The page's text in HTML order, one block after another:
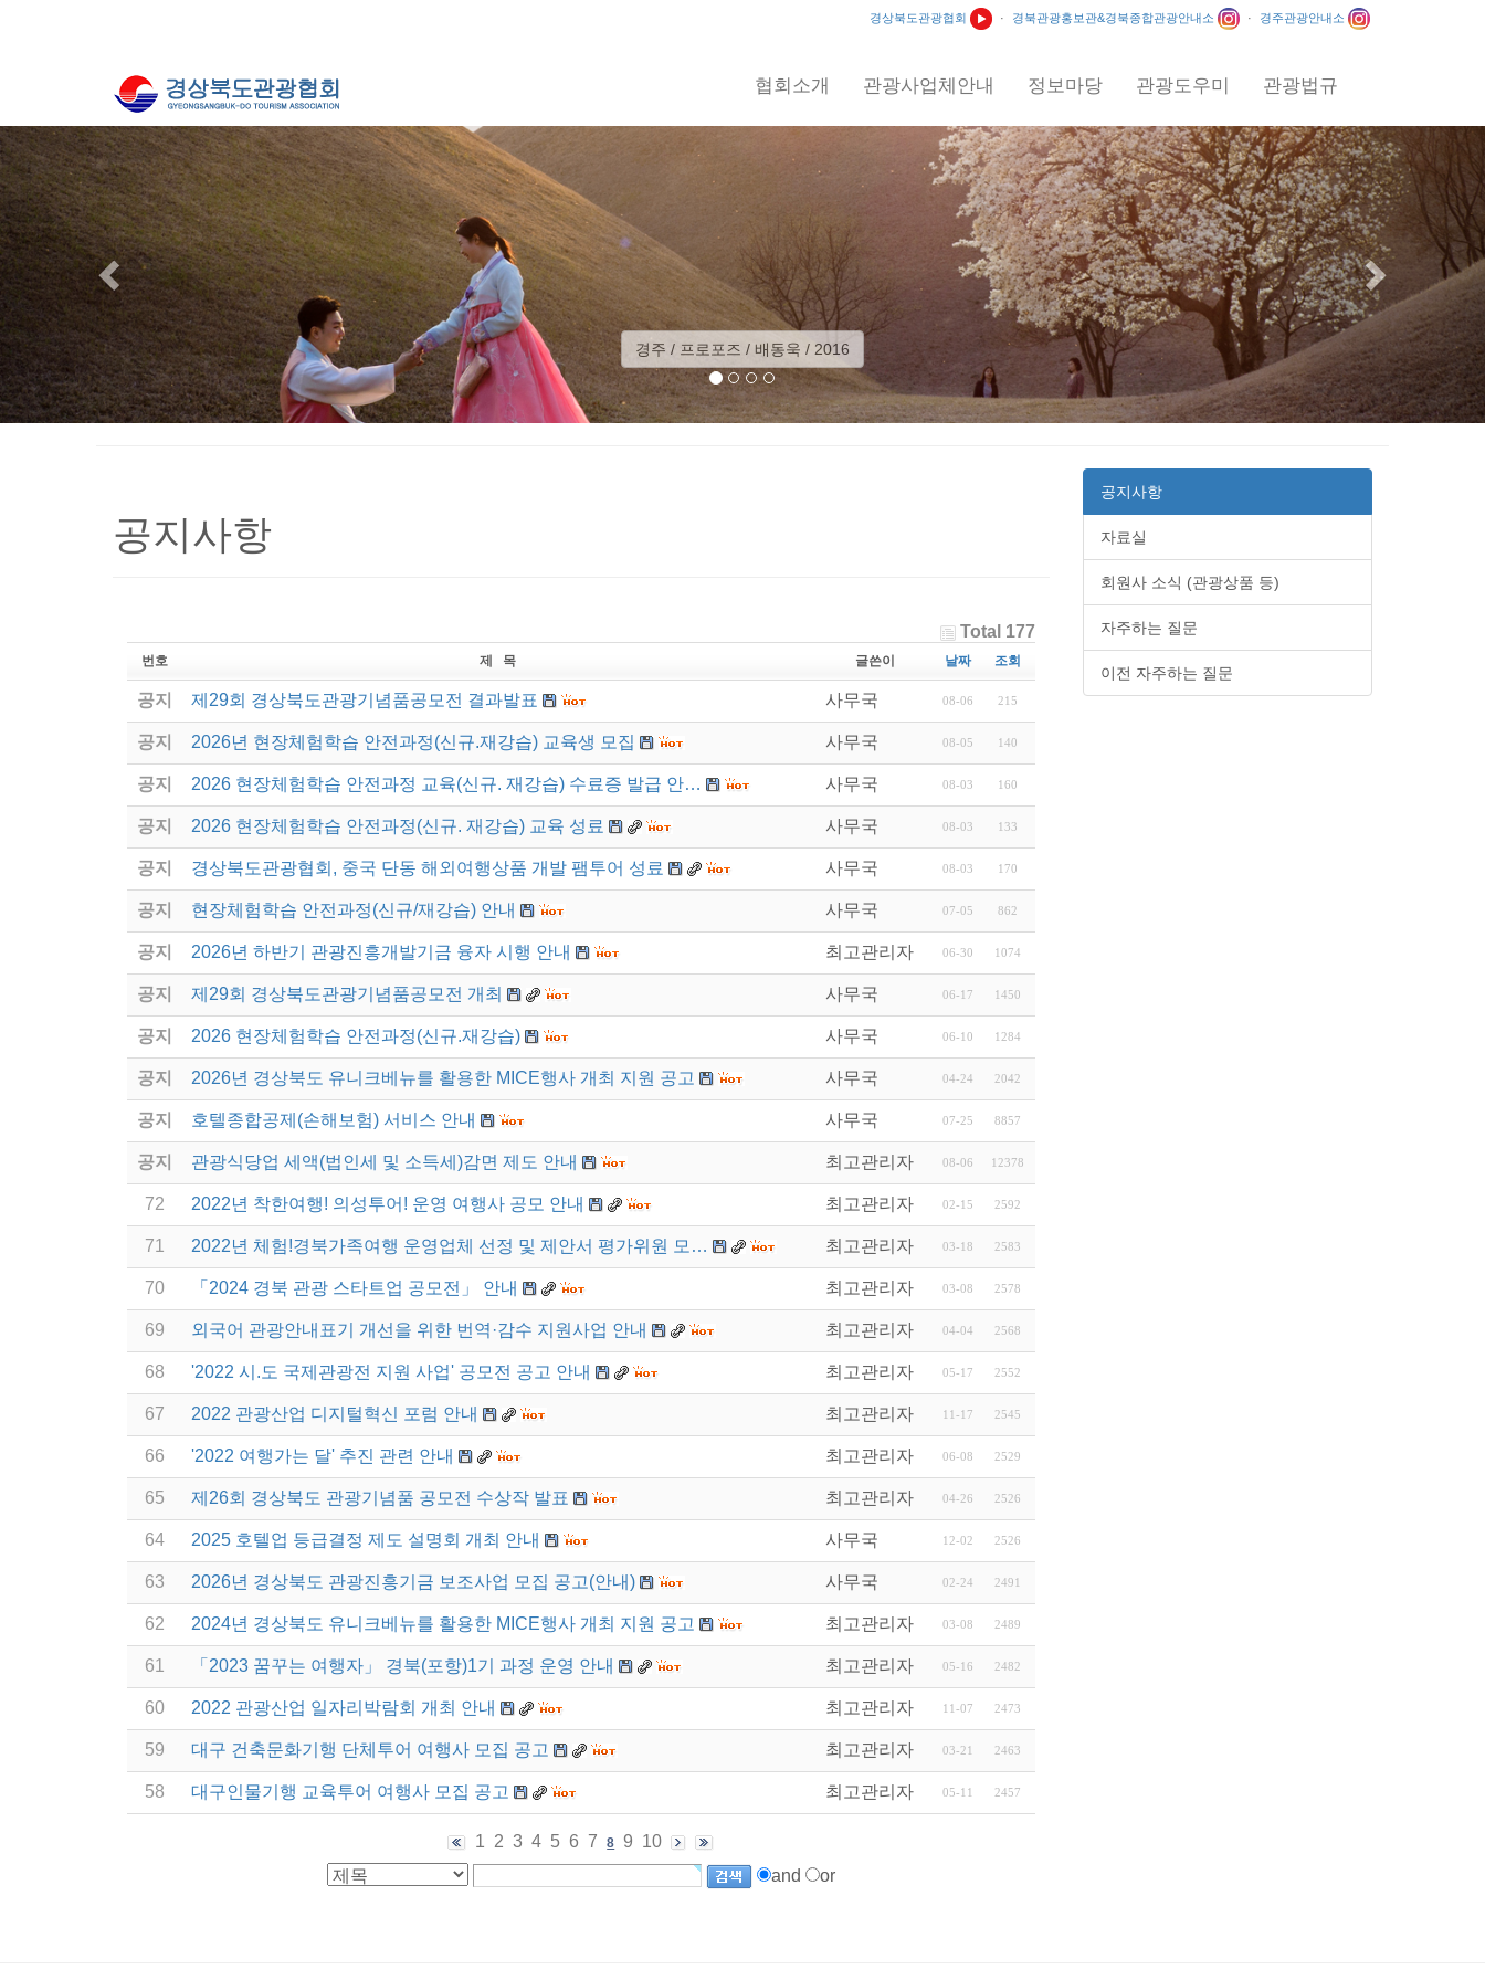
경상북도관광협회 · 경북관광홍보관&경북종합관광안내소 · 경주관광안내소
협회소개 관광사업체안내 정보마당 관광도우미 관광법규
경주 / 프로포즈 / 배동욱 / 2016
Previous Next
공지사항
Total 177
번호 제 목 글쓴이 날짜 조회
공지 제29회 경상북도관광기념품공모전 결과발표 사무국 08-06 215
공지 2026년 현장체험학습 안전과정(신규.재강습) 교육생 모집 사무국 08-05 140
공지 2026 현장체험학습 안전과정 교육(신규. 재강습) 수료증 발급 안… 사무국 08-03 160
공지 2026 현장체험학습 안전과정(신규. 재강습) 교육 성료 사무국 08-03 133
공지 경상북도관광협회, 중국 단동 해외여행상품 개발 팸투어 성료 사무국 08-03 170
공지 현장체험학습 안전과정(신규/재강습) 안내 사무국 07-05 862
공지 2026년 하반기 관광진흥개발기금 융자 시행 안내 최고관리자 06-30 1074
공지 제29회 경상북도관광기념품공모전 개최 사무국 06-17 1450
공지 2026 현장체험학습 안전과정(신규.재강습) 사무국 06-10 1284
공지 2026년 경상북도 유니크베뉴를 활용한 MICE행사 개최 지원 공고 사무국 04-24 2042
공지 호텔종합공제(손해보험) 서비스 안내 사무국 07-25 8857
공지 관광식당업 세액(법인세 및 소득세)감면 제도 안내 최고관리자 08-06 12378
72 2022년 착한여행! 의성투어! 운영 여행사 공모 안내 최고관리자 02-15 2592
71 2022년 체험!경북가족여행 운영업체 선정 및 제안서 평가위원 모… 최고관리자 03-18 2583
70 「2024 경북 관광 스타트업 공모전」 안내 최고관리자 03-08 2578
69 외국어 관광안내표기 개선을 위한 번역·감수 지원사업 안내 최고관리자 04-04 2568
68 '2022 시.도 국제관광전 지원 사업' 공모전 공고 안내 최고관리자 05-17 2552
67 2022 관광산업 디지털혁신 포럼 안내 최고관리자 11-17 2545
66 '2022 여행가는 달' 추진 관련 안내 최고관리자 06-08 2529
65 제26회 경상북도 관광기념품 공모전 수상작 발표 최고관리자 04-26 2526
64 2025 호텔업 등급결정 제도 설명회 개최 안내 사무국 12-02 2526
63 2026년 경상북도 관광진흥기금 보조사업 모집 공고(안내) 사무국 02-24 2491
62 2024년 경상북도 유니크베뉴를 활용한 MICE행사 개최 지원 공고 최고관리자 03-08 2489
61 「2023 꿈꾸는 여행자」 경북(포항)1기 과정 운영 안내 최고관리자 05-16 2482
60 2022 관광산업 일자리박람회 개최 안내 최고관리자 11-07 2473
59 대구 건축문화기행 단체투어 여행사 모집 공고 최고관리자 03-21 2463
58 대구인물기행 교육투어 여행사 모집 공고 최고관리자 05-11 2457
1 2 3 4 5 6 7 8 9 10
and
or
공지사항
자료실
회원사 소식 (관광상품 등)
자주하는 질문
이전 자주하는 질문